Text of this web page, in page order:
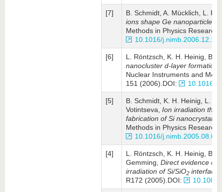
[7]
B. Schmidt, A. Mücklich, L.
ions shape Ge nanoparticles
Methods in Physics
10.1016/
[6]
L. Röntzsch, K. H. Heinig, B.
nanocluster d-layer formation
Nuclear Instruments and
151 (2006).DOI:
10.1016/
[5]
B. Schmidt, K. H. Heinig, L.
Votintseva, Ion irra­diation
fabrication of Si nanocrystals
Methods in Physics
10.1016/j.nimb.2005.08.011
[4]
L. Röntzsch, K. H. Heinig, B.
Gemming, Direct evidence of
irradiation of Si/SiO2 interfaces
R172 (2005).DOI: